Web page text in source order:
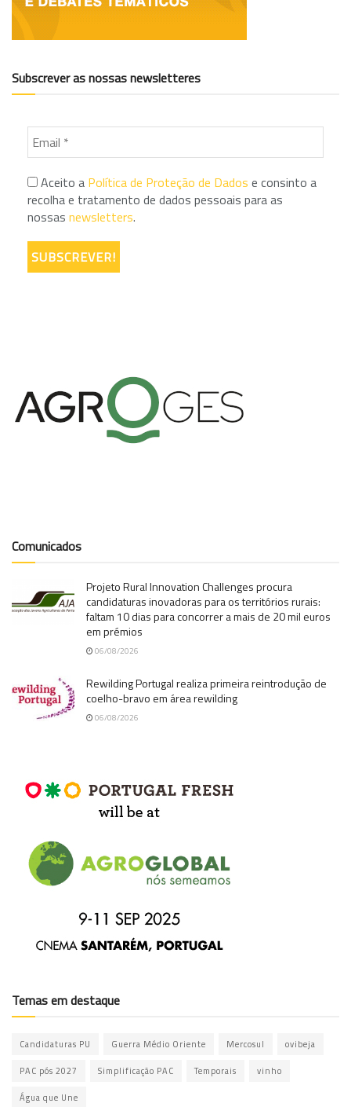
Subscrever as nossas newsletteres
Aceito a Política de Proteção de Dados e consinto a
recolha e tratamento de dados pessoais para as
nossas newsletters.
Comunicados
Projeto Rural Innovation Challenges procura
candidaturas inovadoras para os territórios rurais:
faltam 10 dias para concorrer a mais de 20 mil euros
em prémios
06/08/2026
Rewilding Portugal realiza primeira reintrodução de
coelho-bravo em área rewilding
06/08/2026
Temas em destaque
Candidaturas PU Guerra Médio Oriente Mercosul ovibeja
PAC pós 2027 Simplificação PAC Temporais vinho
Água que Une